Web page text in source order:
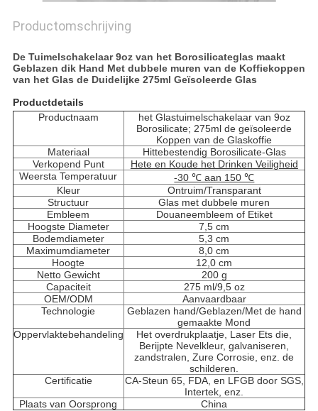
Productomschrijving
De Tuimelschakelaar 9oz van het Borosilicateglas maakt
Geblazen dik Hand Met dubbele muren van de Koffiekoppen
van het Glas de Duidelijke 275ml Geïsoleerde Glas
Productdetails
Productnaam
het Glastuimelschakelaar van 9oz
Borosilicate; 275ml de geïsoleerde
Koppen van de Glaskoffie
Materiaal
Hittebestendig Borosilicate-Glas
Verkopend Punt
Hete en Koude het Drinken Veiligheid
Weersta Temperatuur
-30 ℃ aan 150 ℃
Kleur
Ontruim/Transparant
Structuur
Glas met dubbele muren
Embleem
Douaneembleem of Etiket
Hoogste Diameter
7,5 cm
Bodemdiameter
5,3 cm
Maximumdiameter
8,0 cm
Hoogte
12,0 cm
Netto Gewicht
200 g
Capaciteit
275 ml/9,5 oz
OEM/ODM
Aanvaardbaar
Technologie
Geblazen hand/Geblazen/Met de hand
gemaakte Mond
Oppervlaktebehandeling
Het overdrukplaatje, Laser Ets die,
Berijpte Nevelkleur, galvaniseren,
zandstralen, Zure Corrosie, enz. de
schilderen.
Certificatie
CA-Steun 65, FDA, en LFGB door SGS,
Intertek, enz.
Plaats van Oorsprong
China